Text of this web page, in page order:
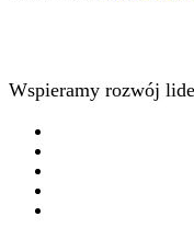
Wspieramy rozwój